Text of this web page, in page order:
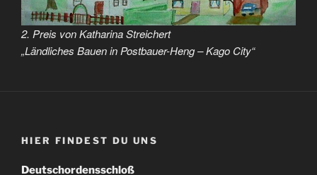
2. Preis von Katharina Streichert
„Ländliches Bauen in Postbauer-Heng – Kago City“
HIER FINDEST DU UNS
Deutschordensschloß